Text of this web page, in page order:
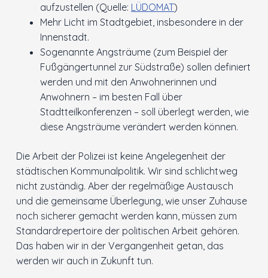
aufzustellen (Quelle: LÜDOMAT)
Mehr Licht im Stadtgebiet, insbesondere in der
Innenstadt.
Sogenannte Angsträume (zum Beispiel der
Fußgängertunnel zur Südstraße) sollen definiert
werden und mit den Anwohnerinnen und
Anwohnern – im besten Fall über
Stadtteilkonferenzen – soll überlegt werden, wie
diese Angsträume verändert werden können.
Die Arbeit der Polizei ist keine Angelegenheit der
städtischen Kommunalpolitik. Wir sind schlichtweg
nicht zuständig. Aber der regelmäßige Austausch
und die gemeinsame Überlegung, wie unser Zuhause
noch sicherer gemacht werden kann, müssen zum
Standardrepertoire der politischen Arbeit gehören.
Das haben wir in der Vergangenheit getan, das
werden wir auch in Zukunft tun.